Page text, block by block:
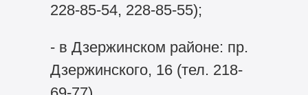
228-85-54, 228-85-55);
- в Дзержинском районе: пр.
Дзержинского, 16 (тел. 218-